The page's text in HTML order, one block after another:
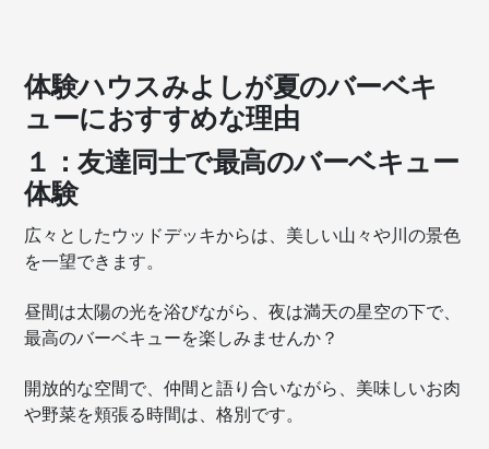
体験ハウスみよしが夏のバーベキ
ューにおすすめな理由
１：友達同士で最高のバーベキュー
体験
広々としたウッドデッキからは、美しい山々や川の景色
を一望できます。
昼間は太陽の光を浴びながら、夜は満天の星空の下で、
最高のバーベキューを楽しみませんか？
開放的な空間で、仲間と語り合いながら、美味しいお肉
や野菜を頬張る時間は、格別です。